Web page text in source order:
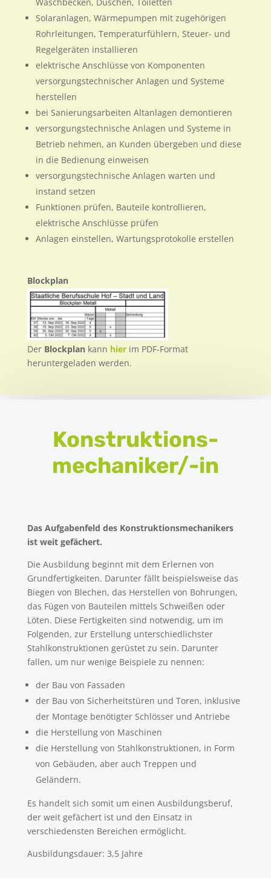
Solaranlagen, Wärmepumpen mit zugehörigen
Rohrleitungen, Temperaturfühlern, Steuer- und
Regelgeräten installieren
elektrische Anschlüsse von Komponenten
versorgungstechnischer Anlagen und Systeme
herstellen
bei Sanierungsarbeiten Altanlagen demontieren
versorgungstechnische Anlagen und Systeme in
Betrieb nehmen, an Kunden übergeben und diese
in die Bedienung einweisen
versorgungstechnische Anlagen warten und
instand setzen
Funktionen prüfen, Bauteile kontrollieren,
elektrische Anschlüsse prüfen
Anlagen einstellen, Wartungsprotokolle erstellen
Blockplan
Der Blockplan kann hier im PDF-Format
heruntergeladen werden.
Konstruktions
mechaniker/-in
Das Aufgabenfeld des Konstruktionsmechanikers
ist weit gefächert.
Die Ausbildung beginnt mit dem Erlernen von
Grundfertigkeiten. Darunter fällt beispielsweise das
Biegen von Blechen, das Herstellen von Bohrungen,
das Fügen von Bauteilen mittels Schweißen oder
Löten. Diese Fertigkeiten sind notwendig, um im
Folgenden, zur Erstellung unterschiedlichster
Stahlkonstruktionen gerüstet zu sein. Darunter
fallen, um nur wenige Beispiele zu nennen:
der Bau von Fassaden
der Bau von Sicherheitstüren und Toren, inklusive
der Montage benötigter Schlösser und Antriebe
die Herstellung von Maschinen
die Herstellung von Stahlkonstruktionen, in Form
von Gebäuden, aber auch Treppen und
Geländern.
Es handelt sich somit um einen Ausbildungsberuf,
der weit gefächert ist und den Einsatz in
verschiedensten Bereichen ermöglicht.
Ausbildungsdauer: 3,5 Jahre